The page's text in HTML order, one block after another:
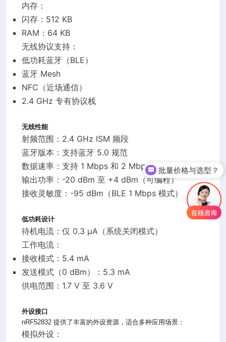
内存：
闪存：512 KB
RAM：64 KB
无线协议支持：
低功耗蓝牙（BLE）
蓝牙 Mesh
NFC（近场通信）
2.4 GHz 专有协议栈
无线性能
射频范围：2.4 GHz ISM 频段
蓝牙版本：支持蓝牙 5.0 规范
数据速率：支持 1 Mbps 和 2 Mbps（高速模式）
输出功率：-20 dBm 至 +4 dBm（可编程）
接收灵敏度：-95 dBm（BLE 1 Mbps 模式）
低功耗设计
待机电流：仅 0.3 µA（系统关闭模式）
工作电流：
接收模式：5.4 mA
发送模式（0 dBm）：5.3 mA
供电范围：1.7 V 至 3.6 V
外设接口
nRF52832 提供了丰富的外设资源，适合多种应用场景：
模拟外设：
批量价格与选型？